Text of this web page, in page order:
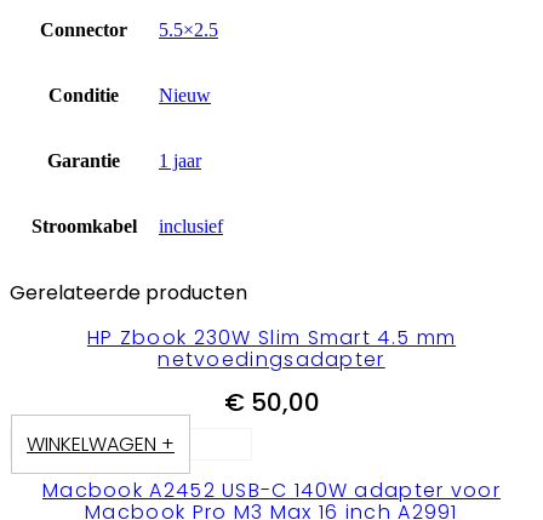
Connector 5.5×2.5
Conditie Nieuw
Garantie 1 jaar
Stroomkabel inclusief
Gerelateerde producten
HP Zbook 230W Slim Smart 4.5 mm
netvoedingsadapter
€50,00
WINKELWAGEN +
Macbook A2452 USB-C 140W adapter voor
Macbook Pro M3 Max 16 inch A2991